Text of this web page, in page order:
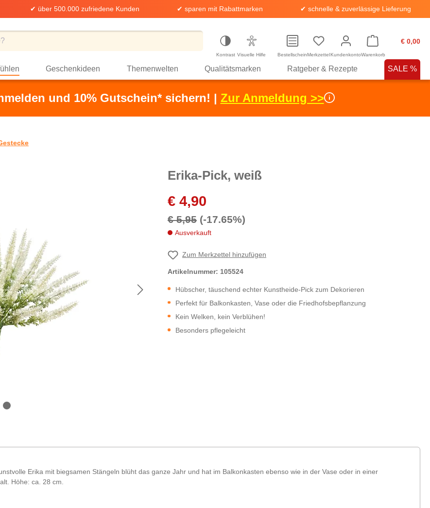
✔ über 500.000 zufriedene Kunden ✔ sparen mit Rabattmarken ✔ schnelle & zuverlässige Lieferung
Kontrast Visuelle Hilfe BestellscheinMerkzettelKundenkonto
€ 0,00
Warenkorb
Geschenkideen Themenwelten Qualitätsmarken Ratgeber & Rezepte SALE %
und 10% Gutschein* sichern! | Zur Anmeldung >>
Erika-Pick, weiß
€ 4,90
€ 5,95 (-17.65%)
Ausverkauft
Zum Merkzettel hinzufügen
Artikelnummer: 105524
Hübscher, täuschend echter Kunstheide-Pick zum Dekorieren
Perfekt für Balkonkasten, Vase oder die Friedhofsbepflanzung
Kein Welken, kein Verblühen!
Besonders pflegeleicht
Erika mit biegsamen Stängeln blüht das ganze Jahr und hat im Balkonkasten ebenso wie in der Vase oder in einer
Höhe: ca. 28 cm.